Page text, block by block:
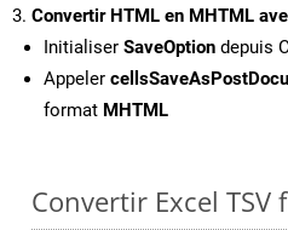
Convertir HTML en MHTML
Initialiser SaveOption depuis
Appeler
format MHTML
Convertir Excel